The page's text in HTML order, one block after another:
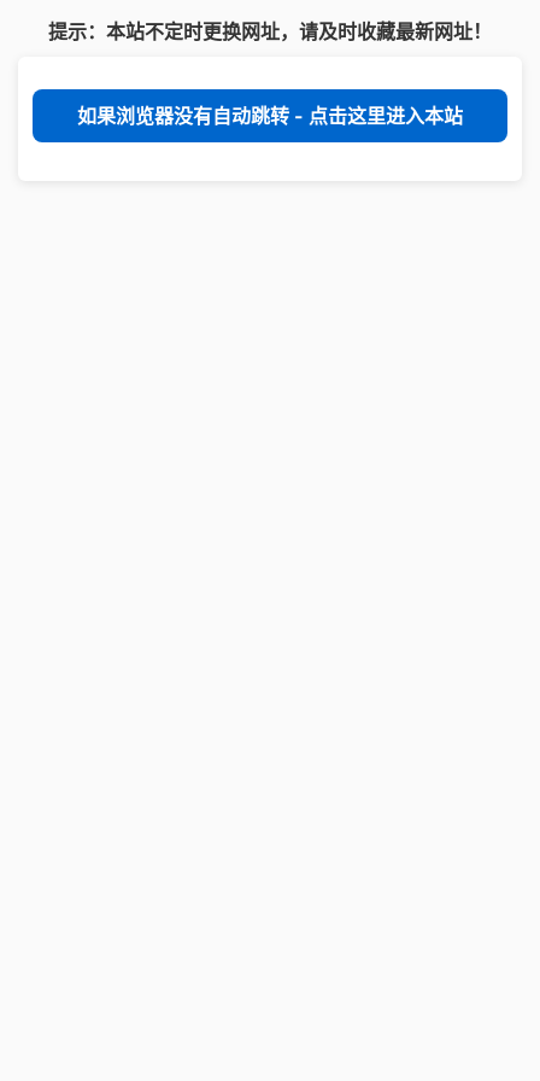
提示：本站不定时更换网址，请及时收藏最新网址！
如果浏览器没有自动跳转 - 点击这里进入本站